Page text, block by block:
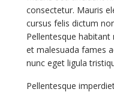
consectetur. Mauris
cursus felis dictum
Pellentesque
et malesuada fames
nunc eget ligula
Pellentesque